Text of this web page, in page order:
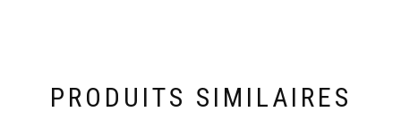
PRODUITS SIMILAIRES